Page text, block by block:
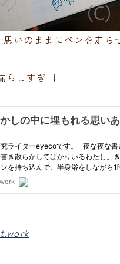
思いのままにペンを走ら
らしすぎ ↓